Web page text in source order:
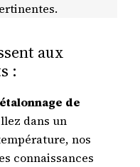
aux
:
de
dans un
nos
connaissances